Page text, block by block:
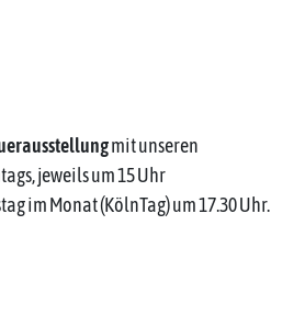
mit unseren
jeweils um 15 Uhr
im Monat (KölnTag) um 17.30 Uhr.